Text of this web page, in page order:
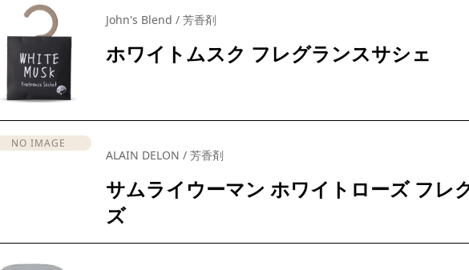
John's Blend / 芳香剤
ホワイトムスク フレグランスサシェ
NO IMAGE
ALAIN DELON / 芳香剤
サムライウーマン ホワイトローズ フレ
ズ